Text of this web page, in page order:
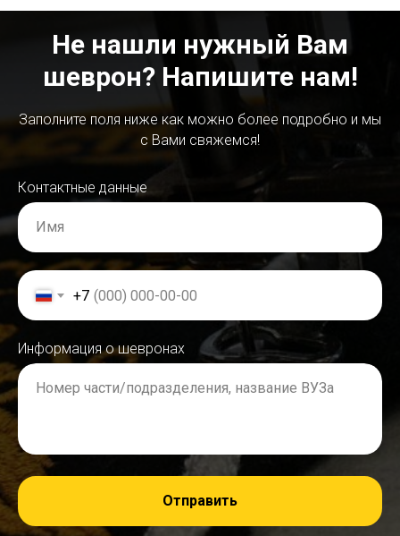
Не нашли нужный Вам
шеврон? Напишите нам!
Заполните поля ниже как можно более подробно и мы
с Вами свяжемся!
Контактные данные
Имя
+7
Информация о шевронах
Номер части/подразделения, название ВУЗа
Отправить